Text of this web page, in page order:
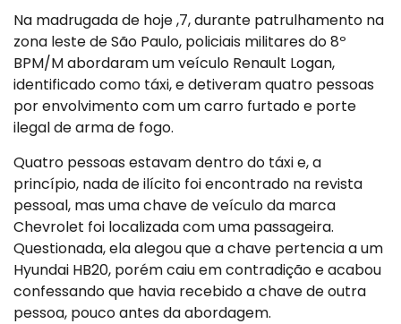
Na madrugada de hoje ,7, durante patrulhamento na
zona leste de São Paulo, policiais militares do 8º
BPM/M abordaram um veículo Renault Logan,
identificado como táxi, e detiveram quatro pessoas
por envolvimento com um carro furtado e porte
ilegal de arma de fogo.
Quatro pessoas estavam dentro do táxi e, a
princípio, nada de ilícito foi encontrado na revista
pessoal, mas uma chave de veículo da marca
Chevrolet foi localizada com uma passageira.
Questionada, ela alegou que a chave pertencia a um
Hyundai HB20, porém caiu em contradição e acabou
confessando que havia recebido a chave de outra
pessoa, pouco antes da abordagem.